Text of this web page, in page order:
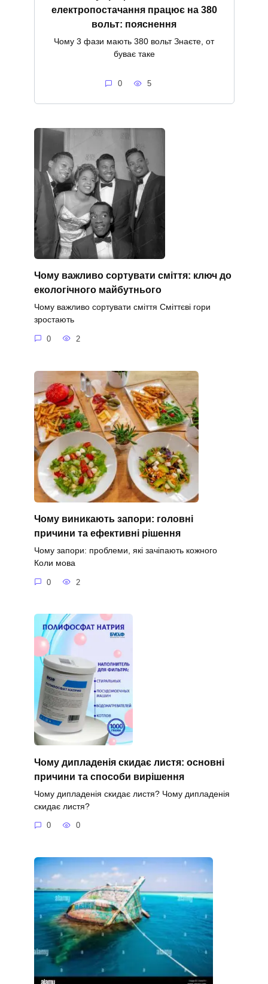
електропостачання працює на 380
вольт: пояснення
Чому 3 фази мають 380 вольт Знаєте, от
буває таке
0 5
Чому важливо сортувати сміття: ключ до
екологічного майбутнього
Чому важливо сортувати сміття Сміттєві гори
зростають
0 2
Чому виникають запори: головні
причини та ефективні рішення
Чому запори: проблеми, які зачіпають кожного
Коли мова
0 2
Чому дипладенія скидає листя: основні
причини та способи вирішення
Чому дипладенія скидає листя? Чому дипладенія
скидає листя?
0 0